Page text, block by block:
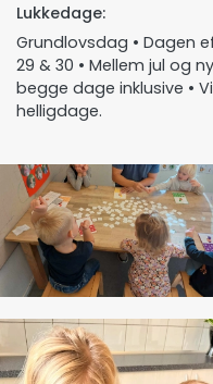
Lukkedage:
Grundlovsdag • Dagen
29 & 30 • Mellem jul og
begge dage inklusive •
helligdage.